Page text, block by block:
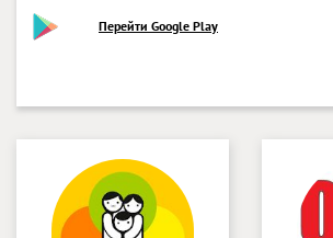
Перейти Google Play